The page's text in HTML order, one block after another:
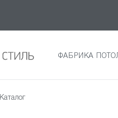
ФАБРИКА
Каталог